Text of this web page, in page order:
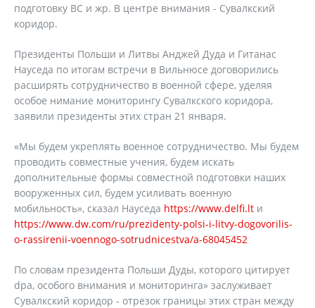
подготовку ВС и жр. В центре внимания - Сувалкский
коридор.
Президенты Польши и Литвы Анджей Дуда и Гитанас
Науседа по итогам встречи в Вильнюсе договорились
расширять сотрудничество в военной сфере, уделяя
особое нимание мониторингу Сувалкского коридора,
заявили президенты этих стран 21 января.
«Мы будем укреплять военное сотрудничество. Мы будем
проводить совместные учения, будем искать
дополнительные формы совместной подготовки наших
вооруженных сил, будем усиливать военную
мобильность», сказал Науседа https://www.delfi.lt и
https://www.dw.com/ru/prezidenty-polsi-i-litvy-dogovorilis-
o-rassirenii-voennogo-sotrudnicestva/a-68045452
По словам президента Польши Дуды, которого цитирует
dpa, особого внимания и мониторинга» заслуживает
Сувалкский коридор - отрезок границы этих стран между